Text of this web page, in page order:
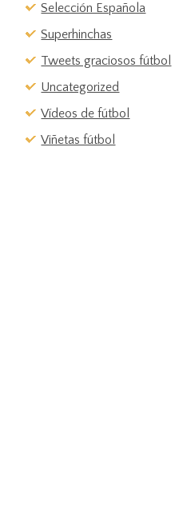
Selección Española
Superhinchas
Tweets graciosos fútbol
Uncategorized
Vídeos de fútbol
Viñetas fútbol